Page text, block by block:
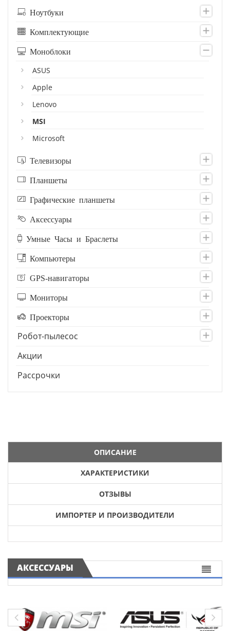
Ноутбуки
Комплектующие
Моноблоки
ASUS
Apple
Lenovo
MSI
Microsoft
Телевизоры
Планшеты
Графические планшеты
Аксессуары
Умные Часы и Браслеты
Компьютеры
GPS-навигаторы
Мониторы
Проекторы
Робот-пылесос
Акции
Рассрочки
ОПИСАНИЕ
ХАРАКТЕРИСТИКИ
ОТЗЫВЫ
ИМПОРТЕР И ПРОИЗВОДИТЕЛИ
АКСЕССУАРЫ